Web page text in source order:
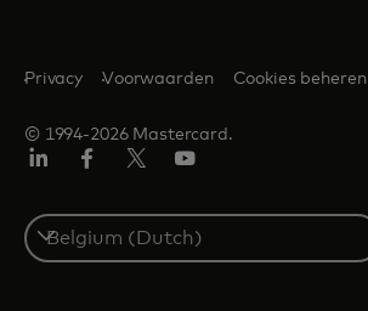
© 1994-2026 Mastercard.
Privacy Voorwaarden Cookies beheren
Select
a
country